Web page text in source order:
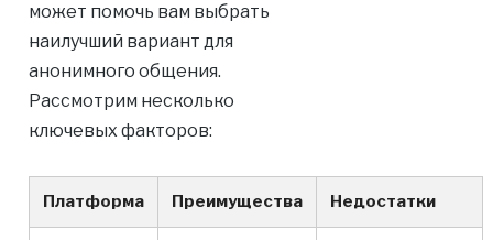
может помочь вам выбрать
наилучший вариант для
анонимного общения.
Рассмотрим несколько
ключевых факторов:
Платформа Преимущества Недостатки